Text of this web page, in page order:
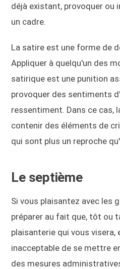
déjà existant, provoquer ou
un cadre.
La satire est une forme de
Appliquer à quelqu'un des
satirique est une punition
provoquer des sentiments
ressentiment. Dans ce cas,
contenir des éléments de
qui sont plus un reproche
Le septième
Si vous plaisantez avec les
préparer au fait que, tôt ou
plaisanterie qui vous visera,
inacceptable de se mettre
des mesures